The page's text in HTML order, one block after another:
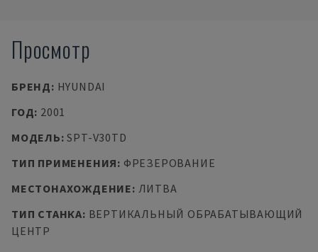
Просмотр
БРЕНД: HYUNDAI
ГОД: 2001
МОДЕЛЬ:SPT-V30TD
ТИП ПРИМЕНЕНИЯ: ФРЕЗЕРОВАНИЕ
МЕСТОНАХОЖДЕНИЕ: ЛИТВА
ТИП СТАНКА: ВЕРТИКАЛЬНЫЙ ОБРАБАТЫВАЮЩИЙ
ЦЕНТР